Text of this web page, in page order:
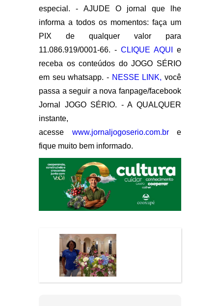
especial. - AJUDE O jornal que lhe
informa a todos os momentos: faça um
PIX de qualquer valor para
11.086.919/0001-66. - CLIQUE AQUI
e
receba os conteúdos do JOGO SÉRIO
em seu whatsapp. - NESSE LINK, você
passa a seguir a nova fanpage/facebook
Jornal JOGO SÉRIO. - A QUALQUER
instante,
acesse www.jornaljogoserio.com.bre
fique muito bem informado.